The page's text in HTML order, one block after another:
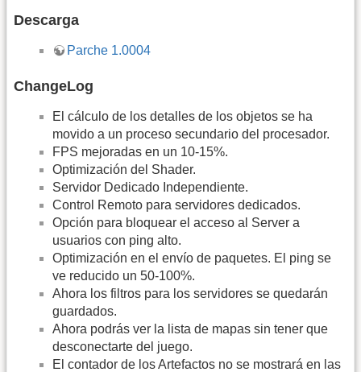
Descarga
Parche 1.0004
ChangeLog
El cálculo de los detalles de los objetos se ha
movido a un proceso secundario del procesador.
FPS mejoradas en un 10-15%.
Optimización del Shader.
Servidor Dedicado Independiente.
Control Remoto para servidores dedicados.
Opción para bloquear el acceso al Server a
usuarios con ping alto.
Optimización en el envío de paquetes. El ping se
ve reducido un 50-100%.
Ahora los filtros para los servidores se quedarán
guardados.
Ahora podrás ver la lista de mapas sin tener que
desconectarte del juego.
El contador de los Artefactos no se mostrará en las